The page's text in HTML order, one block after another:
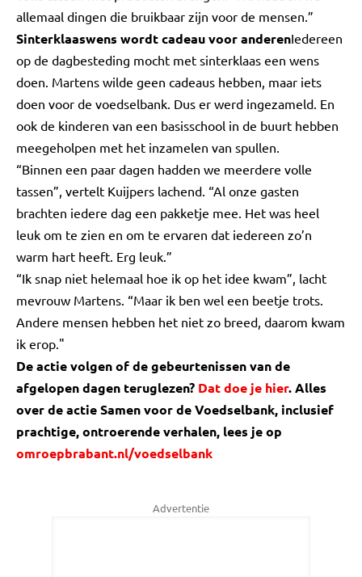
allemaal dingen die bruikbaar zijn voor de mensen.”
Sinterklaaswens wordt cadeau voor anderenIedereen
op de dagbesteding mocht met sinterklaas een wens
doen. Martens wilde geen cadeaus hebben, maar iets
doen voor de voedselbank. Dus er werd ingezameld. En
ook de kinderen van een basisschool in de buurt hebben
meegeholpen met het inzamelen van spullen.
“Binnen een paar dagen hadden we meerdere volle
tassen”, vertelt Kuijpers lachend. “Al onze gasten
brachten iedere dag een pakketje mee. Het was heel
leuk om te zien en om te ervaren dat iedereen zo’n
warm hart heeft. Erg leuk.”
“Ik snap niet helemaal hoe ik op het idee kwam”, lacht
mevrouw Martens. “Maar ik ben wel een beetje trots.
Andere mensen hebben het niet zo breed, daarom kwam
ik erop."
De actie volgen of de gebeurtenissen van de
afgelopen dagen teruglezen? Dat doe je hier. Alles
over de actie Samen voor de Voedselbank, inclusief
prachtige, ontroerende verhalen, lees je op
omroepbrabant.nl/voedselbank
Advertentie